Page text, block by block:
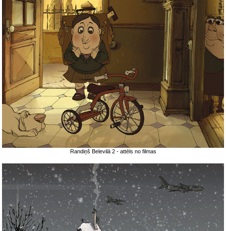
Randiņš Belevilā 2 - attēls no filmas